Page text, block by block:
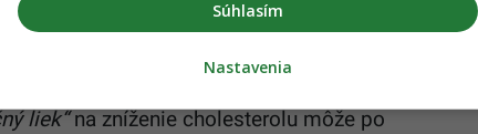
k ukladaniu plakov v tepnách, čím zvyšujú riziko
liek“na zníženie cholesterolu môže po
Súhlasím
Nastavenia